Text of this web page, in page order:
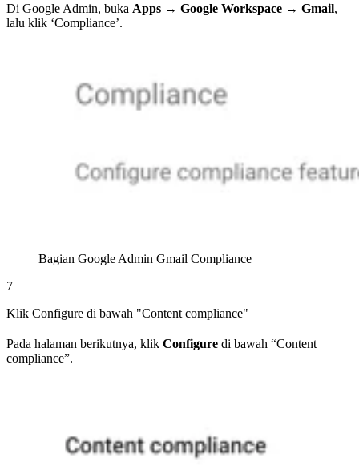
Di Google Admin, buka Apps → Google Workspace → Gmail,
lalu klik ‘Compliance’.
Bagian Google Admin Gmail Compliance
7
Klik Configure di bawah "Content compliance"
Pada halaman berikutnya, klik Configure di bawah “Content
compliance”.